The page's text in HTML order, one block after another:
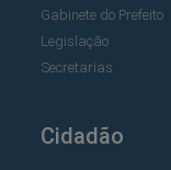
Gabinete do Prefeito
Legislação
Secretarias
Cidadão